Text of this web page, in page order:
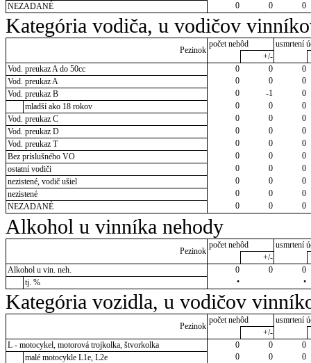
NEZADANÉ
0 0 0
Kategória vodiča, u vodičov
Pezinok
počet nehôd
usmrtení
+/-
Vod. preukaz A do 50cc
0 0
0
Vod. preukaz A
0 0
0
Vod. preukaz B
0 -1
0
mladší ako 18 rokov
0 0
0
Vod. preukaz C
0 0
0
Vod. preukaz D
0 0
0
Vod. preukaz T
0 0
0
Bez príslušného VO
0 0
0
ostatní vodiči
0 0
0
nezistené, vodič ušiel
0 0
0
nezistené
0 0
0
NEZADANÉ
0 0 0
Alkohol u vinníka nehody
Pezinok
počet nehôd
usmrtení
+/-
Alkohol u vin. neh.
0 0
0
tj. %
• •
Kategória vozidla, u vodičov
Pezinok
počet nehôd
usmrtení
+/-
L - motocykel, motorová trojkolka, štvorkolka
0 0
0
malé motocykle L1e, L2e
0 0
0